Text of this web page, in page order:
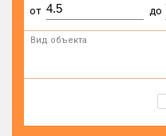
от до
Вид объекта